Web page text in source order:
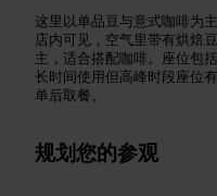
这里以单品豆与意式咖啡为
店内可见，空气里带有烘焙
主，适合搭配咖啡。座位包
长时间使用但高峰时段座位
单后取餐。
规划您的参观